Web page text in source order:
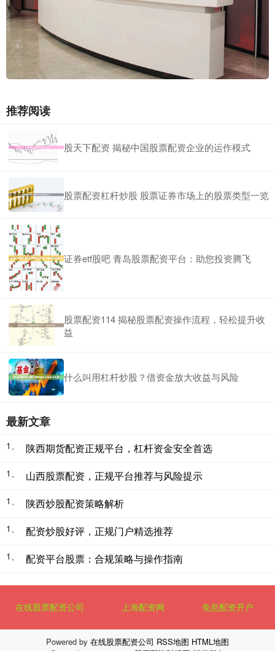
推荐阅读
股天下配资 揭秘中国股票配资企业的运作模式
股票配资杠杆炒股 股票证券市场上的股票类型一览
证券etf股吧 青岛股票配资平台：助您投资腾飞
股票配资114 揭秘股票配资操作流程，轻松提升收
益
什么叫用杠杆炒股？借资金放大收益与风险
最新文章
1、 陕西期货配资正规平台，杠杆资金安全首选
1、 山西股票配资，正规平台推荐与风险提示
1、 陕西炒股配资策略解析
1、 配资炒股好评，正规门户精选推荐
1、 配资平台股票：合规策略与操作指南
在线股票配资公司 上海配资网 免息配资开户
Powered by 在线股票配资公司 RSS地图 HTML地图